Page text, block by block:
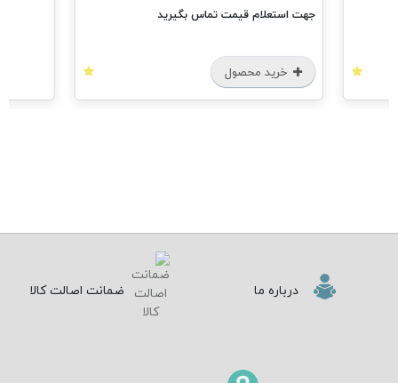
جهت استعلام قیمت تماس بگیرید
خرید محصول
درباره ما ضمانت اصالت کالا